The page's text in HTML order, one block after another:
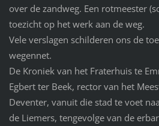
over de zandweg. Een rotmeester
toezicht op het werk aan de weg.
Vele verslagen schilderen ons de
wegennet.
De Kroniek van het Fraterhuis te
Egbert ter Beek, rector van het
Deventer, vanuit die stad te voet
de Liemers, tengevolge van de